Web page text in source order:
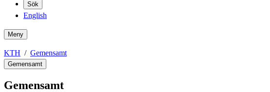
Sök
English
Meny
KTH Gemensamt
Gemensamt
Gemensamt